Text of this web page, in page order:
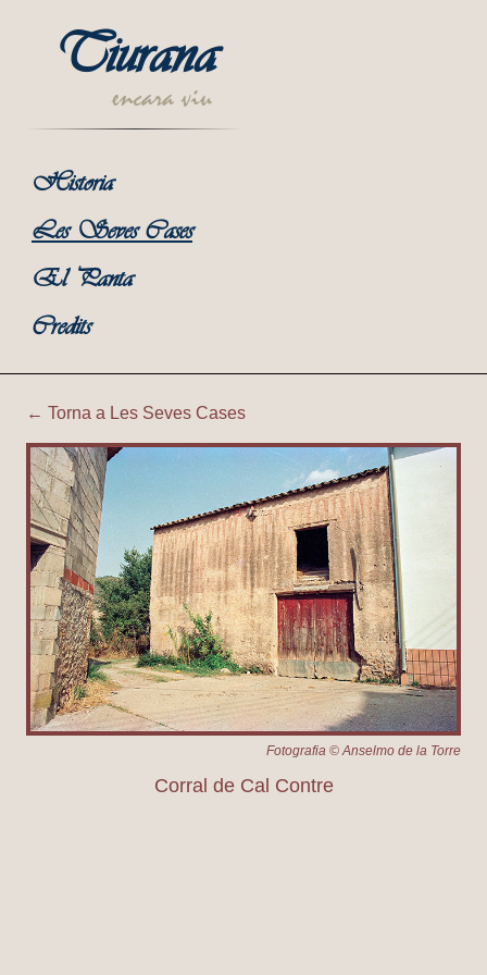
Tiurana
encara viu
Historia
Les Seves Cases
El Panta
Credits
Tiurana | Corral de Cal
← Torna a Les Seves Cases
Fotografia © Anselmo de la Torre
Corral de Cal Contre